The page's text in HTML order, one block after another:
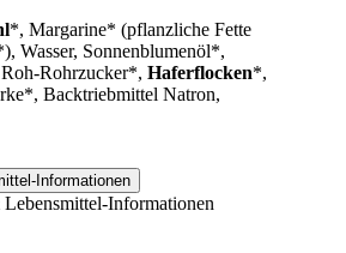
*, Margarine* (pflanzliche Fette
Wasser, Sonnenblumenöl*,
Rohrzucker*, Haferflocken*,
Backtriebmittel Natron,
Informationen
Informationen